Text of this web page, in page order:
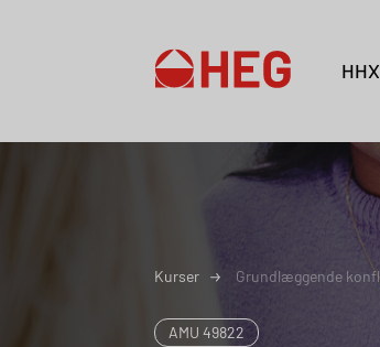
HHX
Kurser Grundlæggende
AMU 49822